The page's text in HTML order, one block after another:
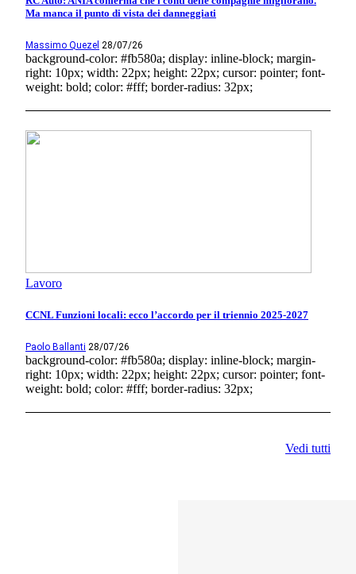
Ma manca il punto di vista dei danneggiati
Massimo Quezel 28/07/26
background-color: #fb580a; display: inline-block; margin-
right: 10px; width: 22px; height: 22px; cursor: pointer; font-
weight: bold; color: #fff; border-radius: 32px;
Lavoro
CCNL Funzioni locali: ecco l’accordo per il triennio 2025-2027
Paolo Ballanti 28/07/26
background-color: #fb580a; display: inline-block; margin-
right: 10px; width: 22px; height: 22px; cursor: pointer; font-
weight: bold; color: #fff; border-radius: 32px;
Vedi tutti